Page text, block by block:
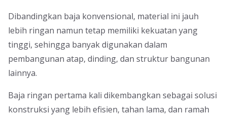
Dibandingkan baja konvensional, material ini jauh
lebih ringan namun tetap memiliki kekuatan yang
tinggi, sehingga banyak digunakan dalam
pembangunan atap, dinding, dan struktur bangunan
lainnya.
Baja ringan pertama kali dikembangkan sebagai solusi
konstruksi yang lebih efisien, tahan lama, dan ramah